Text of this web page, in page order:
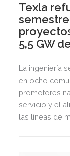
Texla
5,5 GW
La ingeniería
en ocho
promotores
servicio y el
las líneas de